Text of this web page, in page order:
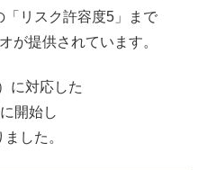
リスク許容度5」まで
が提供されています。
に対応した
開始し
した。